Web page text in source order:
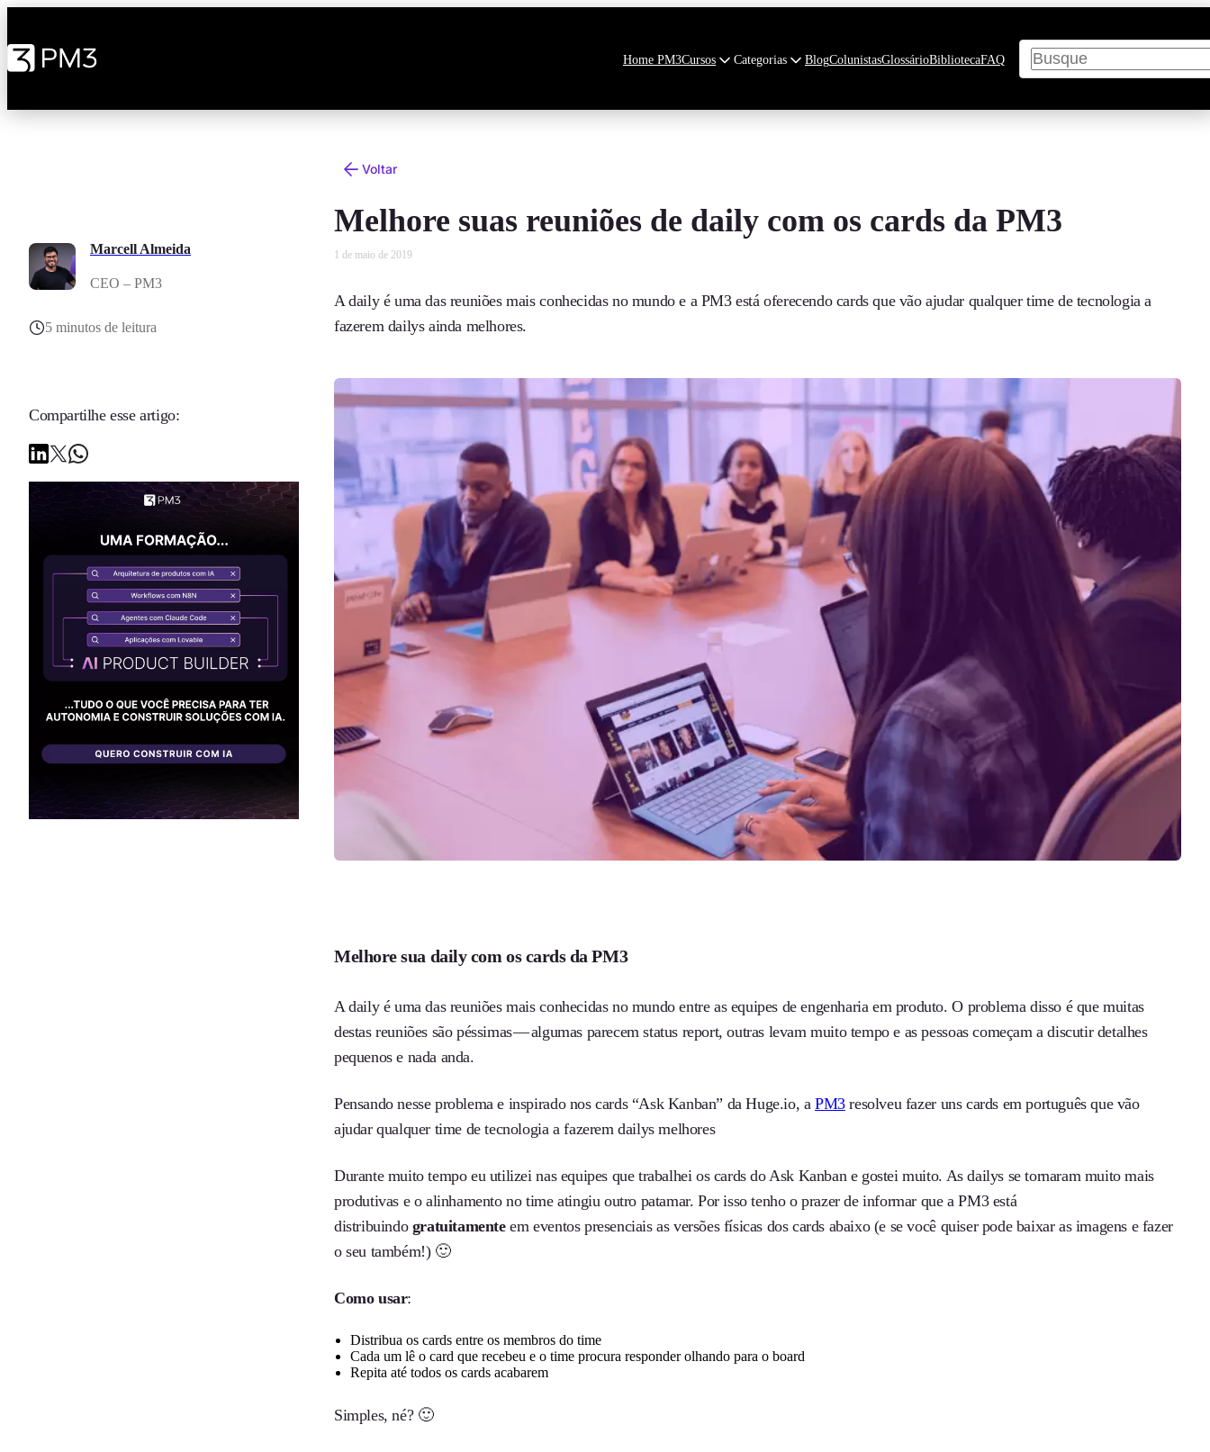
Home PM3Cursos Categorias BlogColunistasGlossárioBibliotecaFAQ
Pesquisar
Voltar
Marcell Almeida
CEO – PM3
5 minutos de leitura
Compartilhe esse artigo:
Melhore suas reuniões de daily com os cards da PM3
1 de maio de 2019
A daily é uma das reuniões mais conhecidas no mundo e a PM3 está oferecendo cards que vão ajudar qualquer time de tecnologia a
fazerem dailys ainda melhores.
Melhore sua daily com os cards da PM3
A daily é uma das reuniões mais conhecidas no mundo entre as equipes de engenharia em produto. O problema disso é que muitas
destas reuniões são péssimas — algumas parecem status report, outras levam muito tempo e as pessoas começam a discutir detalhes
pequenos e nada anda.
Pensando nesse problema e inspirado nos cards “Ask Kanban” da Huge.io, aPM3resolveu fazer uns cards em português que vão
ajudar qualquer time de tecnologia a fazerem dailys melhores
Durante muito tempo eu utilizei nas equipes que trabalhei os cards do Ask Kanban e gostei muito. As dailys se tornaram muito mais
produtivas e o alinhamento no time atingiu outro patamar. Por isso tenho o prazer de informar que a PM3 está
distribuindo gratuitamenteem eventos presenciais as versões físicas dos cards abaixo (e se você quiser pode baixar as imagens e fazer
o seu também!) 🙂
Como usar:
Distribua os cards entre os membros do time
Cada um lê o card que recebeu e o time procura responder olhando para o board
Repita até todos os cards acabarem
Simples, né? 🙂